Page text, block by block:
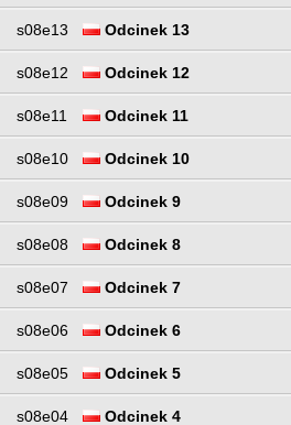
s08e13 Odcinek 13
s08e12 Odcinek 12
s08e11 Odcinek 11
s08e10 Odcinek 10
s08e09 Odcinek 9
s08e08 Odcinek 8
s08e07 Odcinek 7
s08e06 Odcinek 6
s08e05 Odcinek 5
s08e04 Odcinek 4